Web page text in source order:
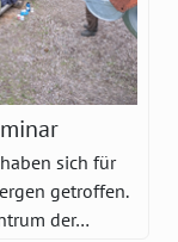
sich für
getroffen.
der…